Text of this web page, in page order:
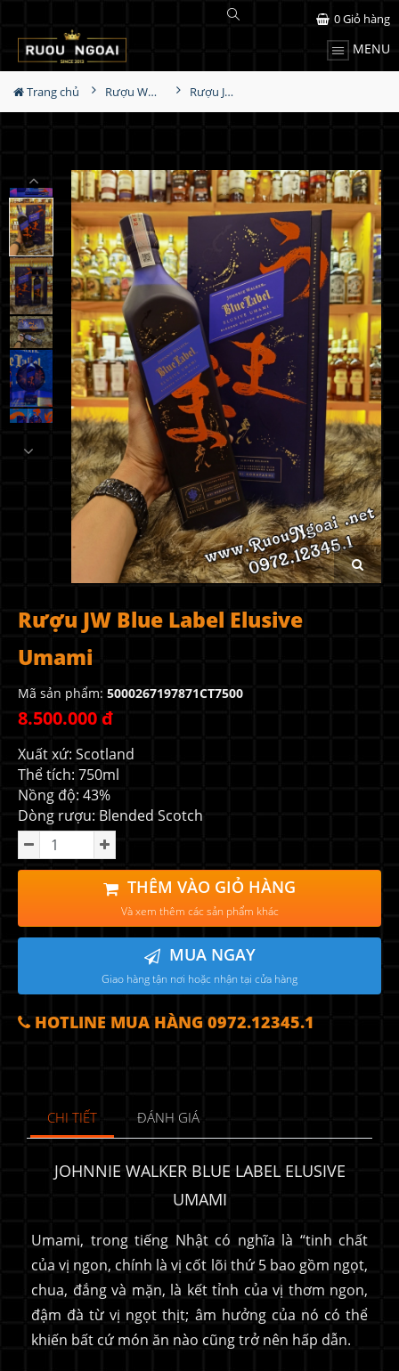
MENU
0Giỏ hàng
Trang chủ Rượu Whisky Rượu JW Blue Label Elusive Umami
Rượu JW Blue Label Elusive
Umami
Mã sản phẩm: 5000267197871CT7500
8.500.000 đ
Xuất xứ: Scotland
Thể tích: 750ml
Nồng độ: 43%
Dòng rượu: Blended Scotch
THÊM VÀO GIỎ HÀNG
Và xem thêm các sản phẩm khác
MUA NGAY
Giao hàng tận nơi hoặc nhận tại cửa hàng
HOTLINE MUA HÀNG 0972.12345.1
CHI TIẾT ĐÁNH GIÁ
JOHNNIE WALKER BLUE LABEL ELUSIVE
UMAMI
Umami, trong tiếng Nhật có nghĩa là “tinh chất
của vị ngon, chính là vị cốt lõi thứ 5 bao gồm ngọt,
chua, đắng và mặn, là kết tỉnh của vị thơm ngon,
đậm đà từ vị ngọt thịt; âm hưởng của nó có thể
khiến bất cứ món ăn nào cũng trở nên hấp dẫn.